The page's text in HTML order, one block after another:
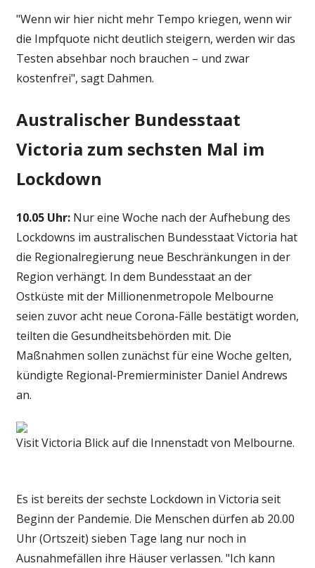
"Wenn wir hier nicht mehr Tempo kriegen, wenn wir
die Impfquote nicht deutlich steigern, werden wir das
Testen absehbar noch brauchen – und zwar
kostenfrei", sagt Dahmen.
Australischer Bundesstaat
Victoria zum sechsten Mal im
Lockdown
10.05 Uhr:Nur eine Woche nach der Aufhebung des
Lockdowns im australischen Bundesstaat Victoria hat
die Regionalregierung neue Beschränkungen in der
Region verhängt. In dem Bundesstaat an der
Ostküste mit der Millionenmetropole Melbourne
seien zuvor acht neue Corona-Fälle bestätigt worden,
teilten die Gesundheitsbehörden mit. Die
Maßnahmen sollen zunächst für eine Woche gelten,
kündigte Regional-Premierminister Daniel Andrews
an.
Visit Victoria Blick auf die Innenstadt von Melbourne.
Es ist bereits der sechste Lockdown in Victoria seit
Beginn der Pandemie. Die Menschen dürfen ab 20.00
Uhr (Ortszeit) sieben Tage lang nur noch in
Ausnahmefällen ihre Häuser verlassen. "Ich kann